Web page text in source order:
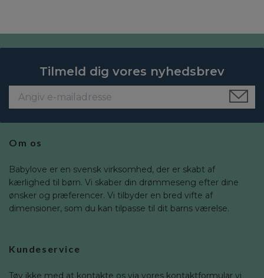
Tilmeld dig vores nyhedsbrev
Om os
Babylove er en svensk virksomhed, der er skabt af
kærlighed til børn. Vi skaber din drømmeseng efter dine
ønsker og præferencer. Vi tilbyder en bred vifte af
dimensioner, som du kan tilpasse til dit barns værelse.
Kundeservice
Tøv ikke med at kontakte os via vores kontaktformular vi